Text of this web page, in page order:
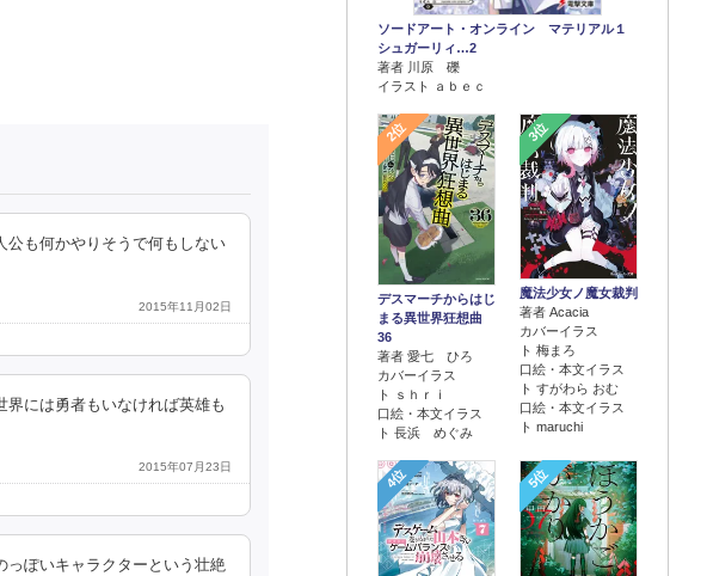
公も何かやりそうで何もしない
2015年11月02日
界には勇者もいなければ英雄も
2015年07月23日
っぽいキャラクターという壮絶
ソードアート・オンライン マテリアル１
シュガーリィ…2
著者 川原 礫
イラスト ａｂｅｃ
2位
デスマーチからはじ
まる異世界狂想曲
36
著者 愛七 ひろ
カバーイラス
ト ｓｈｒｉ
口絵・本文イラス
ト 長浜 めぐみ
3位
魔法少女ノ魔女裁判
著者 Acacia
カバーイラス
ト 梅まろ
口絵・本文イラス
ト すがわら おむ
口絵・本文イラス
ト maruchi
4位 5位